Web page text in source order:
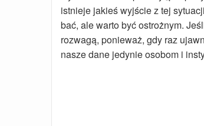
istnieje jakieś wyjście z tej
bać, ale warto być ostrożnym.
rozwagą, ponieważ, gdy raz
nasze dane jedynie osobom i